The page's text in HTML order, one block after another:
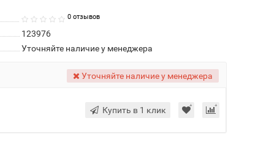
0 отзывов
123976
Уточняйте наличие у менеджера
Уточняйте наличие у менеджера
Купить в 1 клик